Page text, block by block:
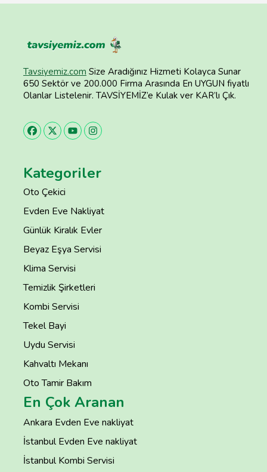
Tavsiyemiz.com Size Aradığınız Hizmeti Kolayca Sunar
650 Sektör ve 200.000 Firma Arasında En UYGUN fiyatlı
Olanlar Listelenir. TAVSİYEMİZ’e Kulak ver KAR’lı Çık.
Kategoriler
Oto Çekici
Evden Eve Nakliyat
Günlük Kiralık Evler
Beyaz Eşya Servisi
Klima Servisi
Temizlik Şirketleri
Kombi Servisi
Tekel Bayi
Uydu Servisi
Kahvaltı Mekanı
Oto Tamir Bakım
En Çok Aranan
Ankara Evden Eve nakliyat
İstanbul Evden Eve nakliyat
İstanbul Kombi Servisi